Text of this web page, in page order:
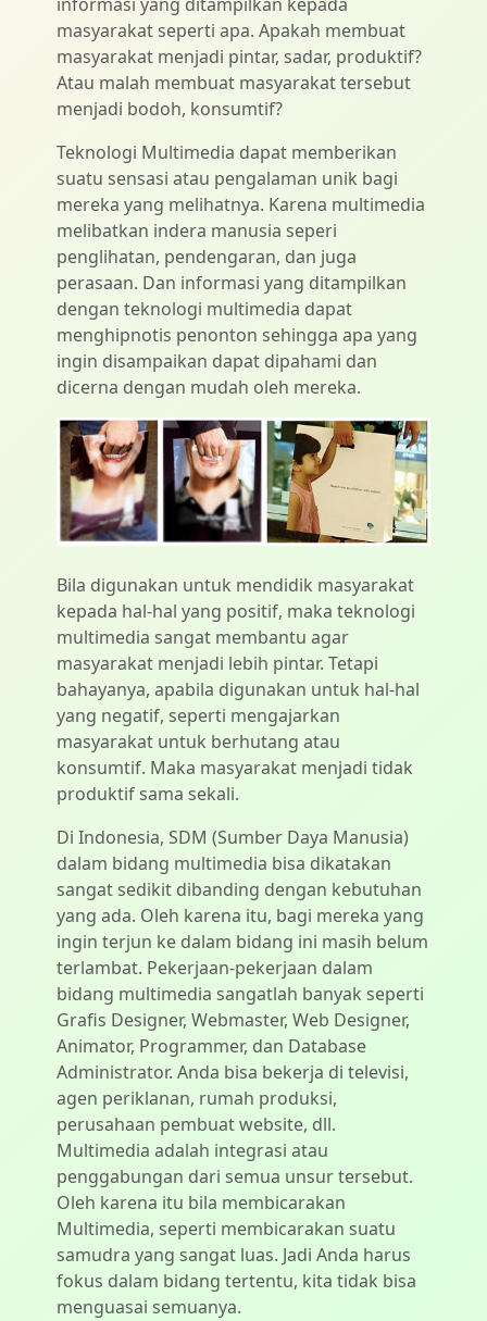
masyarakat seperti apa. Apakah membuat
masyarakat menjadi pintar, sadar, produktif?
Atau malah membuat masyarakat tersebut
menjadi bodoh, konsumtif?
Teknologi Multimedia dapat memberikan
suatu sensasi atau pengalaman unik bagi
mereka yang melihatnya. Karena multimedia
melibatkan indera manusia seperi
penglihatan, pendengaran, dan juga
perasaan. Dan informasi yang ditampilkan
dengan teknologi multimedia dapat
menghipnotis penonton sehingga apa yang
ingin disampaikan dapat dipahami dan
dicerna dengan mudah oleh mereka.
Bila digunakan untuk mendidik masyarakat
kepada hal-hal yang positif, maka teknologi
multimedia sangat membantu agar
masyarakat menjadi lebih pintar. Tetapi
bahayanya, apabila digunakan untuk hal-hal
yang negatif, seperti mengajarkan
masyarakat untuk berhutang atau
konsumtif. Maka masyarakat menjadi tidak
produktif sama sekali.
Di Indonesia, SDM (Sumber Daya Manusia)
dalam bidang multimedia bisa dikatakan
sangat sedikit dibanding dengan kebutuhan
yang ada. Oleh karena itu, bagi mereka yang
ingin terjun ke dalam bidang ini masih belum
terlambat. Pekerjaan-pekerjaan dalam
bidang multimedia sangatlah banyak seperti
Grafis Designer, Webmaster, Web Designer,
Animator, Programmer, dan Database
Administrator. Anda bisa bekerja di televisi,
agen periklanan, rumah produksi,
perusahaan pembuat website, dll.
Multimedia adalah integrasi atau
penggabungan dari semua unsur tersebut.
Oleh karena itu bila membicarakan
Multimedia, seperti membicarakan suatu
samudra yang sangat luas. Jadi Anda harus
fokus dalam bidang tertentu, kita tidak bisa
menguasai semuanya.